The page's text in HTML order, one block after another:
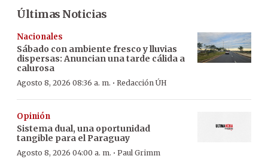
Últimas Noticias
Nacionales
Sábado con ambiente fresco y lluvias
dispersas: Anuncian una tarde cálida a
calurosa
Agosto 8, 2026 08:36 a. m. · Redacción ÚH
Opinión
Sistema dual, una oportunidad
tangible para el Paraguay
Agosto 8, 2026 04:00 a. m. · Paul Grimm